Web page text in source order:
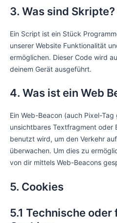
3. Was sind Skripte?
Ein Script ist ein Stück
unserer Website Funktionalität
ermöglichen. Dieser Code wird
deinem Gerät ausgeführt.
4. Was ist ein Web
Ein Web-Beacon (auch Pixel-
unsichtbares Textfragment oder
benutzt wird, um den Verkehr
überwachen. Um dies zu
von dir mittels Web-Beacons
5. Cookies
5.1 Technische